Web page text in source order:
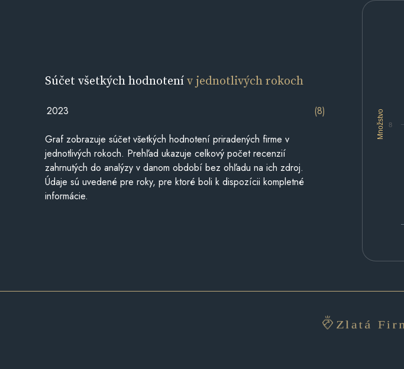
Množstvo 8
Súčet všetkých hodnotenív jednotlivých rokoch
2023 (8)
Graf zobrazuje súčet všetkých hodnotení priradených firme v
jednotlivých rokoch. Prehľad ukazuje celkový počet recenzií
zahrnutých do analýzy v danom období bez ohľadu na ich zdroj.
Údaje sú uvedené pre roky, pre ktoré boli k dispozícii kompletné
informácie.